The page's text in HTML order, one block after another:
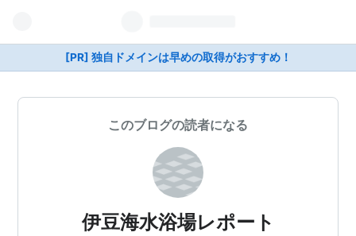
[PR] 独自ドメインは早めの取得がおすすめ！
このブログの読者になる
伊豆海水浴場レポート